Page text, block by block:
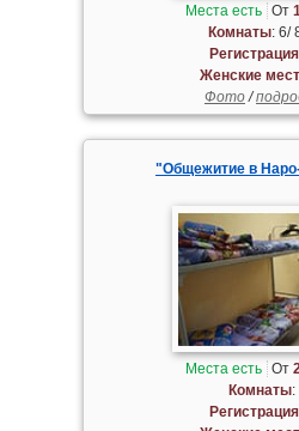
Места есть От
Комнаты: 6/
Женские
Фото/
"Общежитие в
Места есть От
Комнаты: